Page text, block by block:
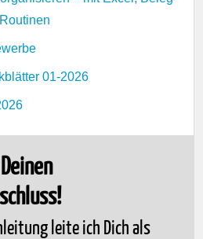
01-2026
leite ich Dich als